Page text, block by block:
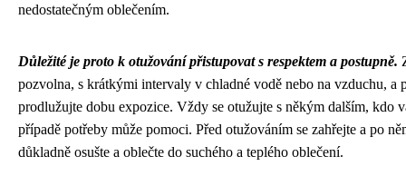
nedostatečným oblečením.
Důležité je proto k otužování přistupovat s respektem a postupně.
pozvolna, s krátkými intervaly v chladné vodě nebo na vzduchu, a
prodlužujte dobu expozice. Vždy se otužujte s někým dalším, kdo
případě potřeby může pomoci. Před otužováním se zahřejte a po
důkladně osušte a oblečte do suchého a teplého oblečení.